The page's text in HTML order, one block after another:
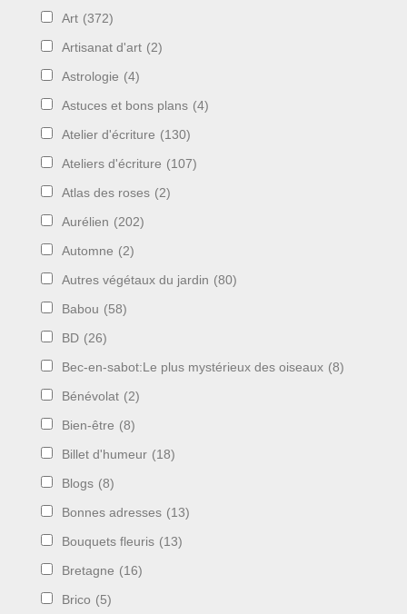
Art (372)
Artisanat d'art (2)
Astrologie (4)
Astuces et bons plans (4)
Atelier d'écriture (130)
Ateliers d'écriture (107)
Atlas des roses (2)
Aurélien (202)
Automne (2)
Autres végétaux du jardin (80)
Babou (58)
BD (26)
Bec-en-sabot:Le plus mystérieux des oiseaux (8)
Bénévolat (2)
Bien-être (8)
Billet d'humeur (18)
Blogs (8)
Bonnes adresses (13)
Bouquets fleuris (13)
Bretagne (16)
Brico (5)